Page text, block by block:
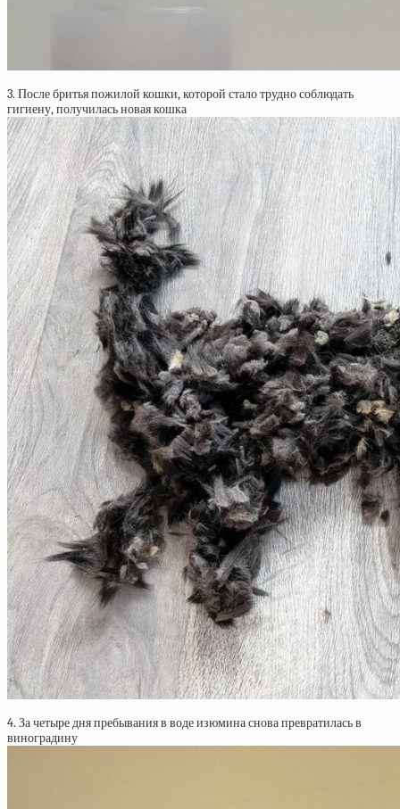
3. После бритья пожилой кошки, которой стало трудно соблюдать
гигиену, получилась новая кошка
4. За четыре дня пребывания в воде изюмина снова превратилась в
виноградину